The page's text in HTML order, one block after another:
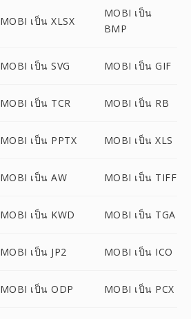
MOBI เป็น XLSX
MOBI เป็น
BMP
MOBI เป็น SVG MOBI เป็น GIF
MOBI เป็น TCR MOBI เป็น RB
MOBI เป็น PPTX MOBI เป็น XLS
MOBI เป็น AW MOBI เป็น TIFF
MOBI เป็น KWD MOBI เป็น TGA
MOBI เป็น JP2 MOBI เป็น ICO
MOBI เป็น ODP MOBI เป็น PCX